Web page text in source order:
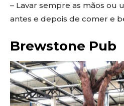
– Lavar sempre as mãos ou
antes e depois de comer e
Brewstone Pub